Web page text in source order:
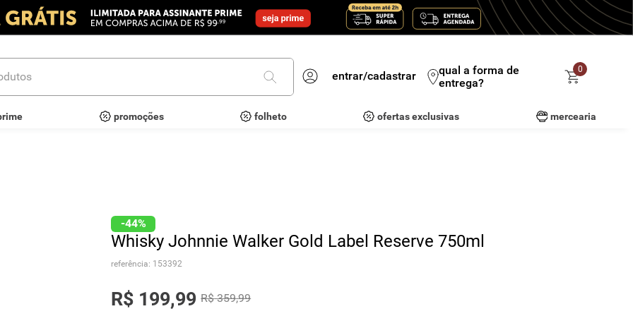
entrar/cadastrar
qual a forma de
entrega?
0
promoções folheto ofertas exclusivas mercearia
-44%
Whisky Johnnie Walker Gold Label Reserve 750ml
referência: 153392
R$ 199,99 R$ 359,99